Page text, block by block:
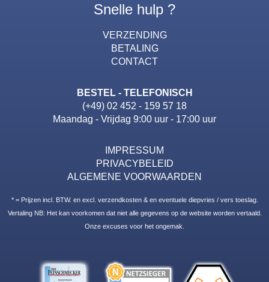
Snelle hulp ?
VERZENDING
BETALING
CONTACT
BESTEL - TELEFONISCH
(+49) 02 452 - 159 57 18
Maandag - Vrijdag 9:00 uur - 17:00 uur
IMPRESSUM
PRIVACYBELEID
ALGEMENE VOORWAARDEN
* = Prijzen incl. BTW. en excl. verzendkosten & en eventuele diepvries / vers toeslag.
Vertaling NB: Het kan voorkomen dat niet alle gegevens op de website worden vertaald.
Onze excuses voor het ongemak.